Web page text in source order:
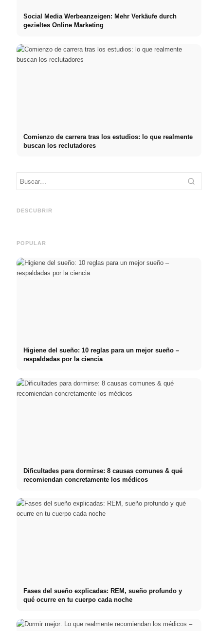
Social Media Werbeanzeigen: Mehr Verkäufe durch
gezieltes Online Marketing
Comienzo de carrera tras los estudios: lo que realmente
buscan los reclutadores
DESCUBRIR
Práctica profesional en
y el camino directo hacia la
Financiar los estudios en
POPULAR
Higiene del sueño: 10 reglas para un mejor sueño –
respaldadas por la ciencia
Dificultades para dormirse: 8 causas comunes & qué
recomiendan concretamente los médicos
Fases del sueño explicadas: REM, sueño profundo y
qué ocurre en tu cuerpo cada noche